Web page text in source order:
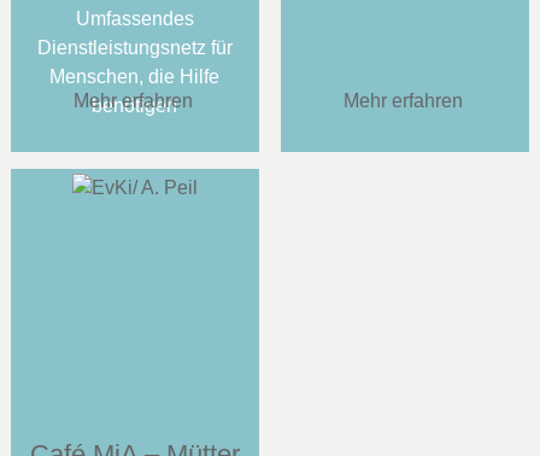
Umfassendes
Dienstleistungsnetz für
Menschen, die Hilfe
benötigen
Mehr erfahren Mehr erfahren